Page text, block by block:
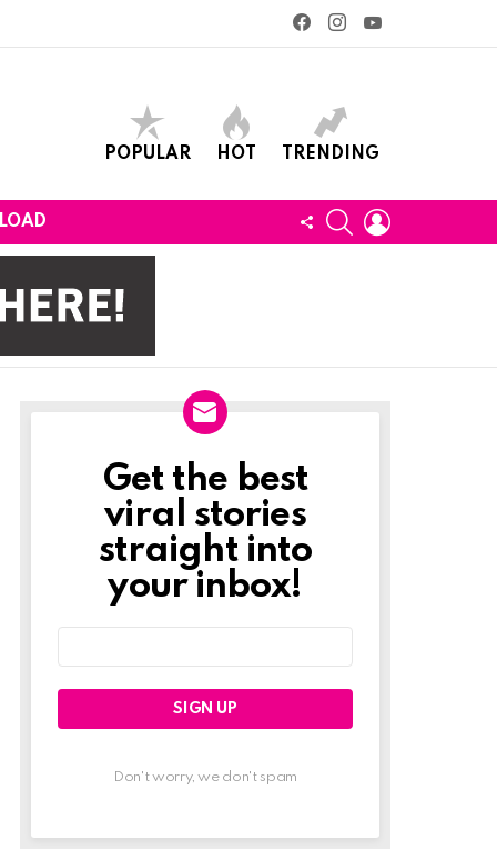
facebookinstagram
POPULAR HOT TRENDING
FOLLOWSEARCH
Newslett
Get the best
viral stories
straight into
your inbox!
Don't worry, we don't spam